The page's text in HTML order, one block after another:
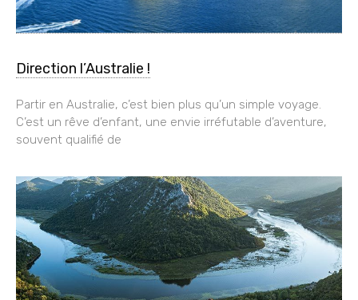
Direction l’Australie !
Partir en Australie, c’est bien plus qu’un simple voyage.
C’est un rêve d’enfant, une envie irréfutable d’aventure,
souvent qualifié de